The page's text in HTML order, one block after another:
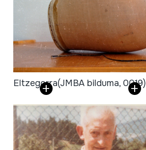
Eltzegorra(JMBA bilduma, 0019)